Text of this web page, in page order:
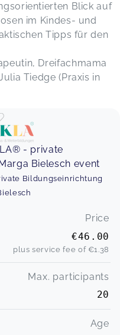
Blick auf
im Kindes- und
Tipps für den
Dreifachmama
Tiedge (Praxis in
- private
Bielesch event
Bildungseinrichtung
Price
€46.00
plus service fee of €1.38
Max. participants
20
Age